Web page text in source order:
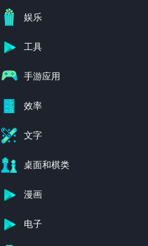
娱乐
工具
手游应用
效率
文字
桌面和棋类
漫画
电子